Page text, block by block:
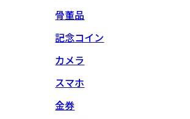
骨董品
記念コイン
カメラ
スマホ
金券